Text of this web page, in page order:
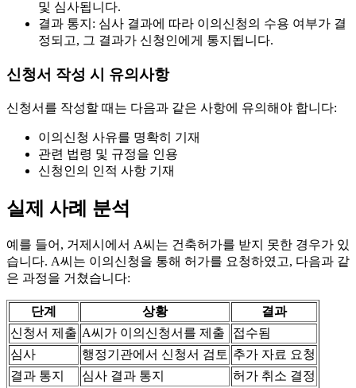
및 심사됩니다.
결과 통지: 심사 결과에 따라 이의신청의 수용 여부가 결
정되고, 그 결과가 신청인에게 통지됩니다.
신청서 작성 시 유의사항
신청서를 작성할 때는 다음과 같은 사항에 유의해야 합니다:
이의신청 사유를 명확히 기재
관련 법령 및 규정을 인용
신청인의 인적 사항 기재
실제 사례 분석
예를 들어, 거제시에서 A씨는 건축허가를 받지 못한 경우가 있
습니다. A씨는 이의신청을 통해 허가를 요청하였고, 다음과 같
은 과정을 거쳤습니다:
단계 상황
결과
신청서 제출 A씨가 이의신청서를 제출
접수됨
심사
행정기관에서 신청서 검토 추가 자료 요청
결과 통지
심사 결과 통지 허가 취소 결정